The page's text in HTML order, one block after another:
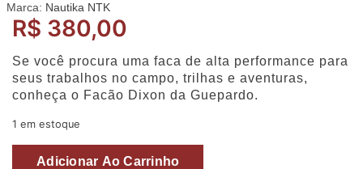
Marca: Nautika NTK
R$ 380,00
Se você procura uma faca de alta performance para
seus trabalhos no campo, trilhas e aventuras,
conheça o Facão Dixon da Guepardo.
1 em estoque
Adicionar Ao Carrinho